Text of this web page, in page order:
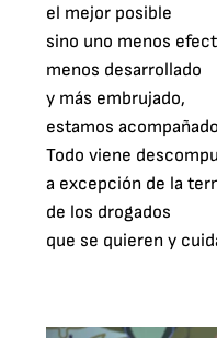
el mejor posible
sino uno menos
menos desarrollado
y más embrujado,
estamos
Todo viene
a excepción de la
de los drogados
que se quieren y